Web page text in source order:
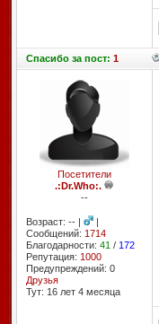
Спасибоза пост: 1
Посетители
.:Dr.Who:.
--
Возраст: -- |
|
Сообщений: 1714
Благодарности: 41 / 172
Репутация: 1000
Предупреждений: 0
Друзья
Тут: 16 лет 4 месяцa